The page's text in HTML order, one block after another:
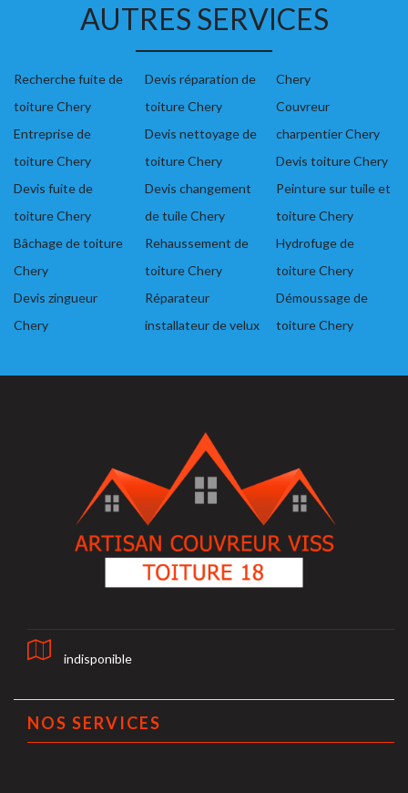
AUTRES SERVICES
Recherche fuite de
toiture Chery
Entreprise de
toiture Chery
Devis fuite de
toiture Chery
Bâchage de toiture
Chery
Devis zingueur
Chery
Devis réparation de
toiture Chery
Devis nettoyage de
toiture Chery
Devis changement
de tuile Chery
Rehaussement de
toiture Chery
Réparateur
installateur de velux
Chery
Couvreur
charpentier Chery
Devis toiture Chery
Peinture sur tuile et
toiture Chery
Hydrofuge de
toiture Chery
Démoussage de
toiture Chery
indisponible
NOS SERVICES